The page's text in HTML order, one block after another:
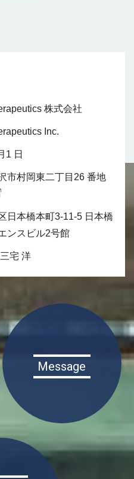
株式会社
Inc.
1 日
市村岡東二丁目26 番地
日本橋本町3-11-5 日本橋
ンスビル2号館
宅 洋
Message